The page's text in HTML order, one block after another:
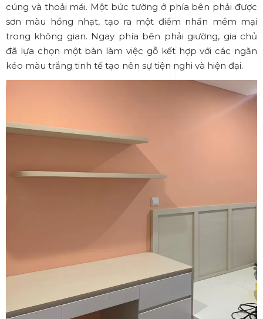
cúng và thoải mái. Một bức tường ở phía bên phải được
sơn màu hồng nhạt, tạo ra một điểm nhấn mềm mại
trong không gian. Ngay phía bên phải giường, gia chủ
đã lựa chọn một bàn làm việc gỗ kết hợp với các ngăn
kéo màu trắng tinh tế tạo nên sự tiện nghi và hiện đại.